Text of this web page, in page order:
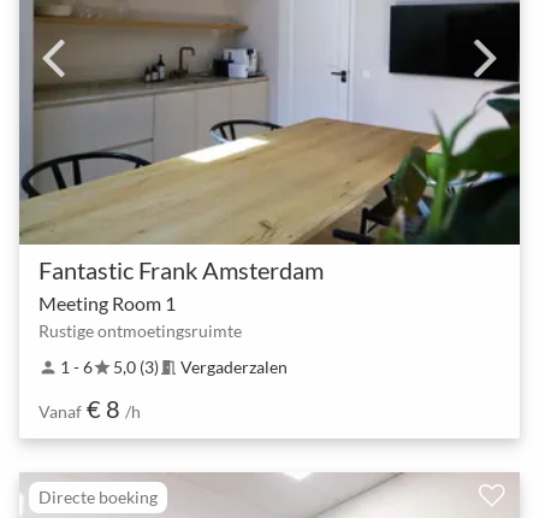
Fantastic Frank Amsterdam
Meeting Room 1
Rustige ontmoetingsruimte
person 1 - 6star5,0 (3) meeting_room Vergaderzalen
Vanaf € 8 /h
Directe boeking